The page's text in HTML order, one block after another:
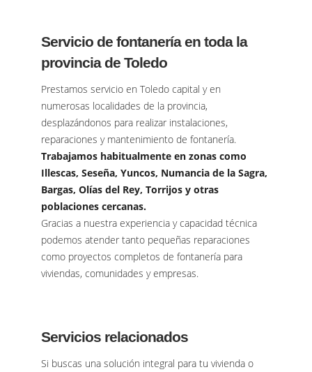
Servicio de fontanería en toda la
provincia de Toledo
Prestamos servicio en Toledo capital y en
numerosas localidades de la provincia,
desplazándonos para realizar instalaciones,
reparaciones y mantenimiento de fontanería.
Trabajamos habitualmente en zonas como
Illescas, Seseña, Yuncos, Numancia de la Sagra,
Bargas, Olías del Rey, Torrijos y otras
poblaciones cercanas.
Gracias a nuestra experiencia y capacidad técnica
podemos atender tanto pequeñas reparaciones
como proyectos completos de fontanería para
viviendas, comunidades y empresas.
Servicios relacionados
Si buscas una solución integral para tu vivienda o